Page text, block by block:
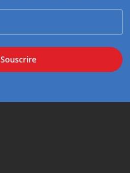
Souscrire